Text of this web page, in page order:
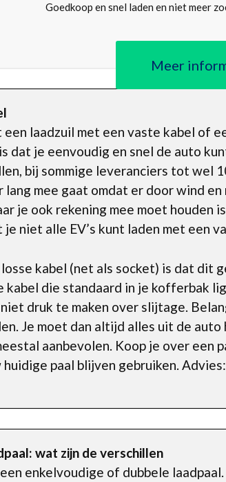
Goedkoop en snel laden en niet meer
Meer
een laadzuil met een vaste kabel of
dat je eenvoudig en snel de auto
bij sommige leveranciers tot wel
lang mee gaat omdat er door wind
je ook rekening mee moet
niet alle EV’s kunt laden met een
kabel (net als socket) is dat dit
kabel die standaard in je kofferbak
druk te maken over slijtage.
Je moet dan altijd alles uit de
aanbevolen. Koop je over een
paal blijven gebruiken.
wat zijn de verschillen
enkelvoudige of dubbele